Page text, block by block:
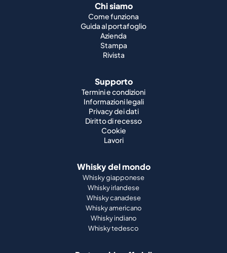
Chi siamo
Come funziona
Guida al portafoglio
Azienda
Stampa
Rivista
Supporto
Termini e condizioni
Informazioni legali
Privacy dei dati
Diritto di recesso
Cookie
Lavori
Whisky del mondo
Whisky giapponese
Whisky irlandese
Whisky canadese
Whisky americano
Whisky indiano
Whisky tedesco